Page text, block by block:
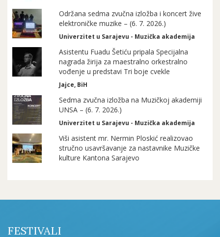
Održana sedma zvučna izložba i koncert žive
elektroničke muzike – (6. 7. 2026.)
Univerzitet u Sarajevu - Muzička akademija
Asistentu Fuadu Šetiću pripala Specijalna
nagrada žirija za maestralno orkestralno
vođenje u predstavi Tri boje cvekle
Jajce, BiH
Sedma zvučna izložba na Muzičkoj akademiji
UNSA – (6. 7. 2026.)
Univerzitet u Sarajevu - Muzička akademija
Viši asistent mr. Nermin Ploskić realizovao
stručno usavršavanje za nastavnike Muzičke
kulture Kantona Sarajevo
FESTIVALI